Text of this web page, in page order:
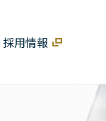
採用情報